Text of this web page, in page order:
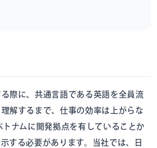
際に、共通言語である英語を全員流
解するまで、仕事の効率は上がらな
ナムに開発拠点を有していることか
する必要があります。当社では、日